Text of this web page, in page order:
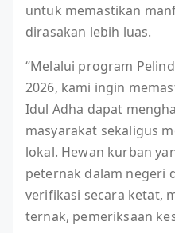
untuk memastikan
dirasakan lebih luas.
“Melalui program
2026, kami ingin
Idul Adha dapat
masyarakat sekaligus
lokal. Hewan kurban
peternak dalam negeri
verifikasi secara ketat,
ternak, pemeriksaan